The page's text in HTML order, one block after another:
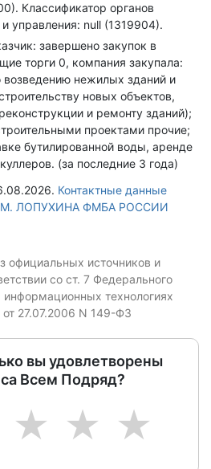
Классификатор органов
управления: null (1319904).
завершено закупок в
торги 0, компания закупала:
возведению нежилых зданий и
новых объектов,
и ремонту зданий);
проектами прочие;
бутилированной воды, аренде
(за последние 3 года)
Контактные данные
ЛОПУХИНА ФМБА РОССИИ
официальных источников и
со ст. 7 Федерального
технологиях
27.07.2006 N 149-ФЗ
вы удовлетворены
Всем Подряд?
5
4
3